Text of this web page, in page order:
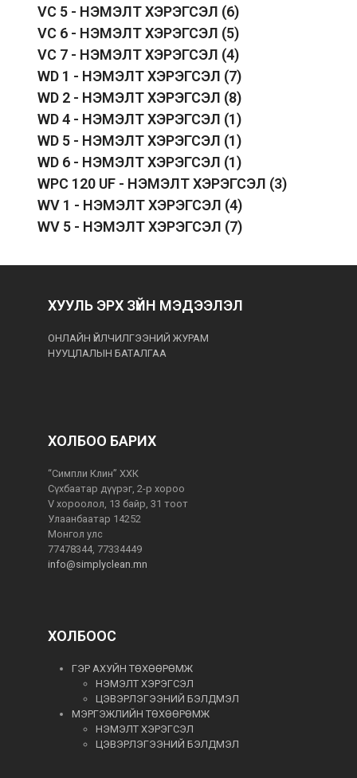
VC 5 - НЭМЭЛТ ХЭРЭГСЭЛ (6)
VC 6 - НЭМЭЛТ ХЭРЭГСЭЛ (5)
VC 7 - НЭМЭЛТ ХЭРЭГСЭЛ (4)
WD 1 - НЭМЭЛТ ХЭРЭГСЭЛ (7)
WD 2 - НЭМЭЛТ ХЭРЭГСЭЛ (8)
WD 4 - НЭМЭЛТ ХЭРЭГСЭЛ (1)
WD 5 - НЭМЭЛТ ХЭРЭГСЭЛ (1)
WD 6 - НЭМЭЛТ ХЭРЭГСЭЛ (1)
WPC 120 UF - НЭМЭЛТ ХЭРЭГСЭЛ (3)
WV 1 - НЭМЭЛТ ХЭРЭГСЭЛ (4)
WV 5 - НЭМЭЛТ ХЭРЭГСЭЛ (7)
ХУУЛЬ ЭРХ ЗҮЙН МЭДЭЭЛЭЛ
ОНЛАЙН ҮЙЛЧИЛГЭЭНИЙ ЖУРАМ
НУУЦЛАЛЫН БАТАЛГАА
ХОЛБОО БАРИХ
“Симпли Клин” ХХК
Сүхбаатар дүүрэг, 2-р хороо
V хороолол, 13 байр, 31 тоот
Улаанбаатар 14252
Монгол улс
77478344, 77334449
info@simplyclean.mn
ХОЛБООС
ГЭР АХУЙН ТӨХӨӨРӨМЖ
НЭМЭЛТ ХЭРЭГСЭЛ
ЦЭВЭРЛЭГЭЭНИЙ БЭЛДМЭЛ
МЭРГЭЖЛИЙН ТӨХӨӨРӨМЖ
НЭМЭЛТ ХЭРЭГСЭЛ
ЦЭВЭРЛЭГЭЭНИЙ БЭЛДМЭЛ